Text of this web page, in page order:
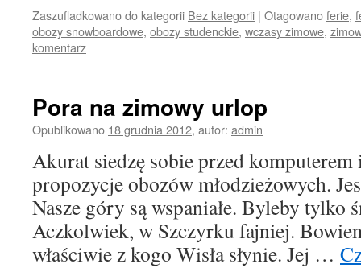
Zaszufladkowano do kategorii Bez kategorii | Otagowanoferie,
obozy snowboardowe, obozy studenckie, wczasy zimowe,
komentarz
Pora na zimowy urlop
Opublikowano 18 grudnia 2012, autor: admin
Akurat siedzę sobie przed komputerem
propozycje obozów młodzieżowych.
Nasze góry są wspaniałe. Byleby tylko
Aczkolwiek, w Szczyrku fajniej.
właściwie z kogo Wisła słynie. Jej …